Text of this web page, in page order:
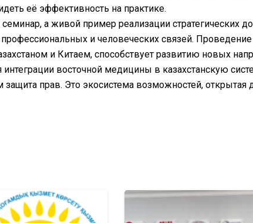
её эффективность на практике.
а живой пример реализации стратегических
и человеческих связей.
и Китаем, способствует развитию новых
восточной медицины в казахстанскую
защита прав. Это экосистема возможностей, открытая